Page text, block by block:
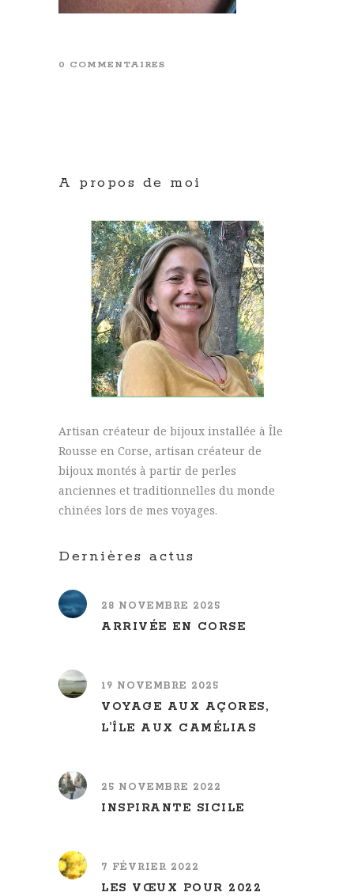
0 COMMENTAIRES
A propos de moi
Artisan créateur de bijoux installée à Île
Rousse en Corse, artisan créateur de
bijoux montés à partir de perles
anciennes et traditionnelles du monde
chinées lors de mes voyages.
Dernières actus
28 NOVEMBRE 2025
ARRIVÉE EN CORSE
19 NOVEMBRE 2025
VOYAGE AUX AÇORES,
L’ÎLE AUX CAMÉLIAS
25 NOVEMBRE 2022
INSPIRANTE SICILE
7 FÉVRIER 2022
LES VŒUX POUR 2022